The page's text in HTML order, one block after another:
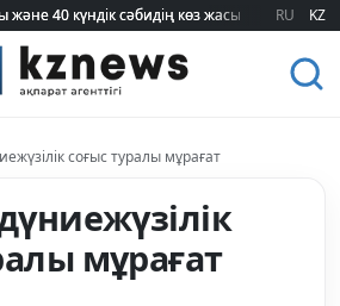
40 күндік сәбидің көз жасы:
40 күндік сәбидің көз жасы: RU KZ
соғыс туралы мұрағат
мұрағат